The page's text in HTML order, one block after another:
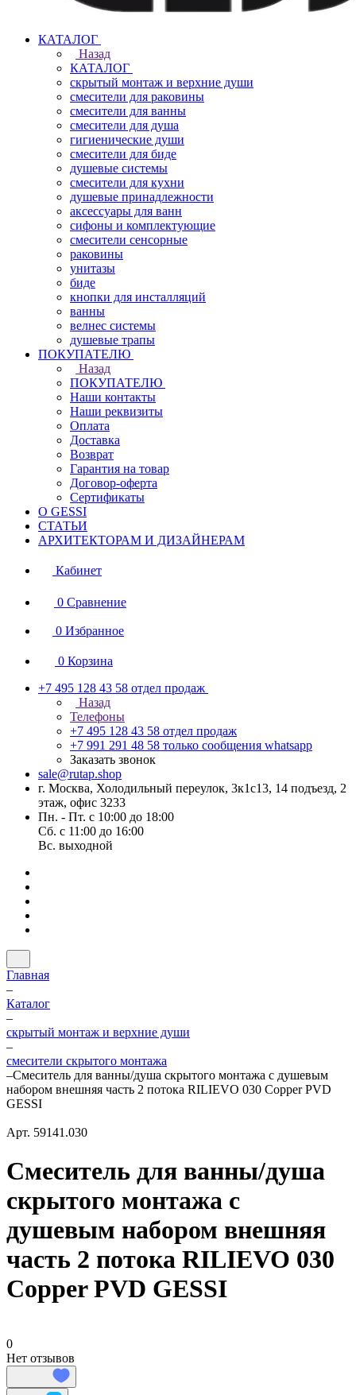
КАТАЛОГ
Назад
КАТАЛОГ
скрытый монтаж и верхние души
смесители для раковины
смесители для ванны
смесители для душа
гигиенические души
смесители для биде
душевые системы
смесители для кухни
душевые принадлежности
аксессуары для ванн
сифоны и комплектующие
смесители сенсорные
раковины
унитазы
биде
кнопки для инсталляций
ванны
велнес системы
душевые трапы
ПОКУПАТЕЛЮ
Назад
ПОКУПАТЕЛЮ
Наши контакты
Наши реквизиты
Оплата
Доставка
Возврат
Гарантия на товар
Договор-оферта
Сертификаты
О GESSI
СТАТЬИ
АРХИТЕКТОРАМ И ДИЗАЙНЕРАМ
Кабинет
0 Сравнение
0 Избранное
0 Корзина
+7 495 128 43 58 отдел продаж
Назад
Телефоны
+7 495 128 43 58 отдел продаж
+7 991 291 48 58 только сообщения whatsapp
Заказать звонок
sale@rutap.shop
г. Москва, Холодильный переулок, 3к1с13, 14 подъезд, 2
этаж, офис 3233
Пн. - Пт. с 10:00 до 18:00
Сб. с 11:00 до 16:00
Вс. выходной
Главная
–
Каталог
–
скрытый монтаж и верхние души
–
смесители скрытого монтажа
–Смеситель для ванны/душа скрытого монтажа с душевым
набором внешняя часть 2 потока RILIEVO 030 Copper PVD
GESSI
Арт. 59141.030
Смеситель для ванны/душа
скрытого монтажа с
душевым набором внешняя
часть 2 потока RILIEVO 030
Copper PVD GESSI
0
Нет отзывов